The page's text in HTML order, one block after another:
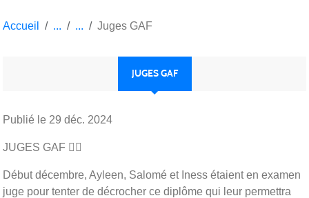
Accueil Juges GAF
JUGES GAF
Publié le 29 déc. 2024
JUGES GAF 👩‍⚖️
Début décembre, Ayleen, Salomé et Iness étaient en examen
juge pour tenter de décrocher ce diplôme qui leur permettra